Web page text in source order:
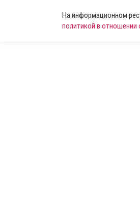
На информационном
политикой в